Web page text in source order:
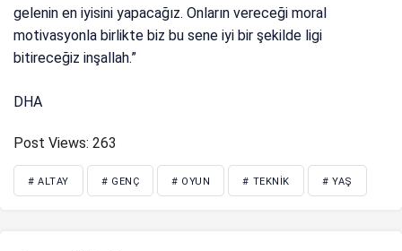
gelenin en iyisini yapacağız. Onların vereceği moral
motivasyonla birlikte biz bu sene iyi bir şekilde ligi
bitireceğiz inşallah.”
DHA
Post Views: 263
# ALTAY # GENÇ # OYUN # TEKNIK # YAŞ